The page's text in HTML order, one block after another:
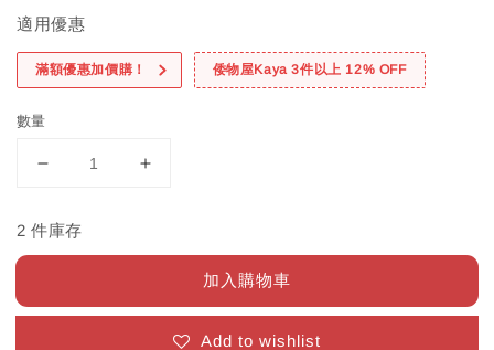
適用優惠
滿額優惠加價購！ 倭物屋Kaya 3件以上 12% OFF
數量
2 件庫存
加入購物車
Add to wishlist